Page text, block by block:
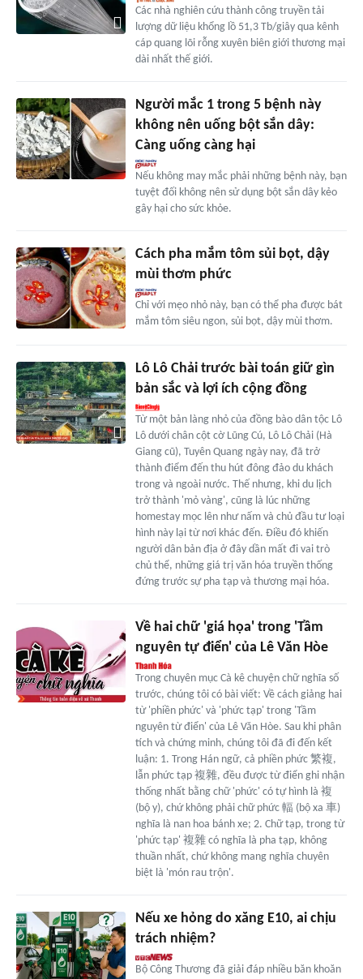
Các nhà nghiên cứu thành công truyền tải
lượng dữ liệu khổng lồ 51,3 Tb/giây qua kênh
cáp quang lõi rỗng xuyên biên giới thương mại
dài nhất thế giới.
Người mắc 1 trong 5 bệnh này
không nên uống bột sắn dây:
Càng uống càng hại
Nếu không may mắc phải những bệnh này, bạn
tuyệt đối không nên sử dụng bột sắn dây kẻo
gây hại cho sức khỏe.
Cách pha mắm tôm sủi bọt, dậy
mùi thơm phức
Chỉ với mẹo nhỏ này, bạn có thể pha được bát
mắm tôm siêu ngon, sủi bọt, dậy mùi thơm.
Lô Lô Chải trước bài toán giữ gìn
bản sắc và lợi ích cộng đồng
Từ một bản làng nhỏ của đồng bào dân tộc Lô
Lô dưới chân cột cờ Lũng Cú, Lô Lô Chải (Hà
Giang cũ), Tuyên Quang ngày nay, đã trở
thành điểm đến thu hút đông đảo du khách
trong và ngoài nước. Thế nhưng, khi du lịch
trở thành 'mỏ vàng', cũng là lúc những
homestay mọc lên như nấm và chủ đầu tư loại
hình này lại từ nơi khác đến. Điều đó khiến
người dân bản địa ở đây dần mất đi vai trò
chủ thể, những giá trị văn hóa truyền thống
đứng trước sự pha tạp và thương mại hóa.
Về hai chữ 'giá họa' trong 'Tầm
nguyên tự điển' của Lê Văn Hòe
Trong chuyên mục Cà kê chuyện chữ nghĩa số
trước, chúng tôi có bài viết: Về cách giảng hai
từ 'phiền phức' và 'phức tạp' trong 'Tầm
nguyên từ điển' của Lê Văn Hòe. Sau khi phân
tích và chứng minh, chúng tôi đã đi đến kết
luận: 1. Trong Hán ngữ, cả phiền phức 繁複,
lẫn phức tạp 複雜, đều được từ điển ghi nhận
thống nhất bằng chữ 'phức' có tự hình là 複
(bộ y), chứ không phải chữ phức 輻 (bộ xa 車)
nghĩa là nan hoa bánh xe; 2. Chữ tạp, trong từ
'phức tạp' 複雜 có nghĩa là pha tạp, không
thuần nhất, chứ không mang nghĩa chuyên
biệt là 'món rau trộn'.
Nếu xe hỏng do xăng E10, ai chịu
trách nhiệm?
Bộ Công Thương đã giải đáp nhiều băn khoăn